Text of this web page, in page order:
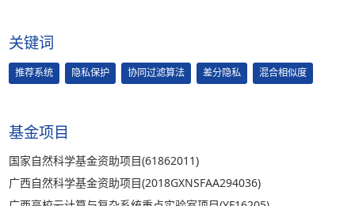
关键词
推荐系统 隐私保护 协同过滤算法 差分隐私 混合相似度
基金项目
国家自然科学基金资助项目(61862011)
广西自然科学基金资助项目(2018GXNSFAA294036)